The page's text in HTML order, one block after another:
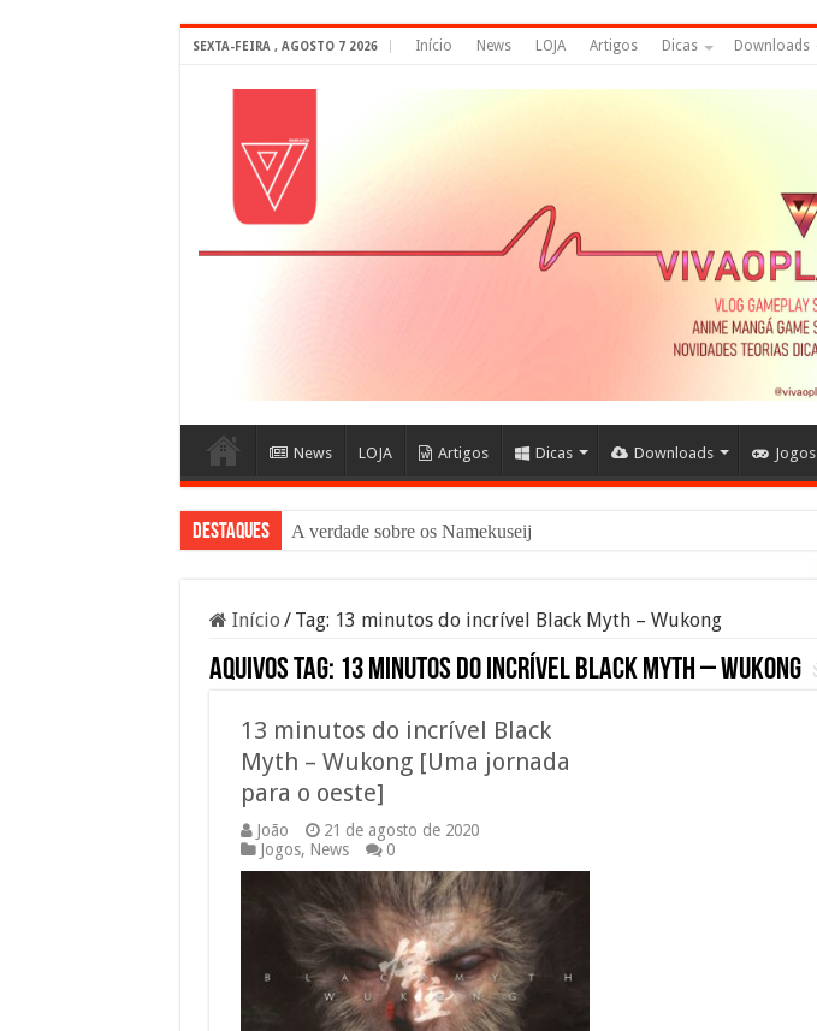
SEXTA-FEIRA , AGOSTO 7 2026 Início News LOJA Artigos Dicas Downloads
News LOJA Artigos Dicas Downloads Jogos
DESTAQUES A verdade sobre os Namekuseijins – DRAGON B
Início / Tag: 13 minutos do incrível Black Myth – Wukong
Aquivos tag: 13 minutos do incrível Black Myth – Wukong
13 minutos do incrível Black
Myth – Wukong [Uma jornada
para o oeste]
João
21 de agosto de 2020
Jogos, News 0